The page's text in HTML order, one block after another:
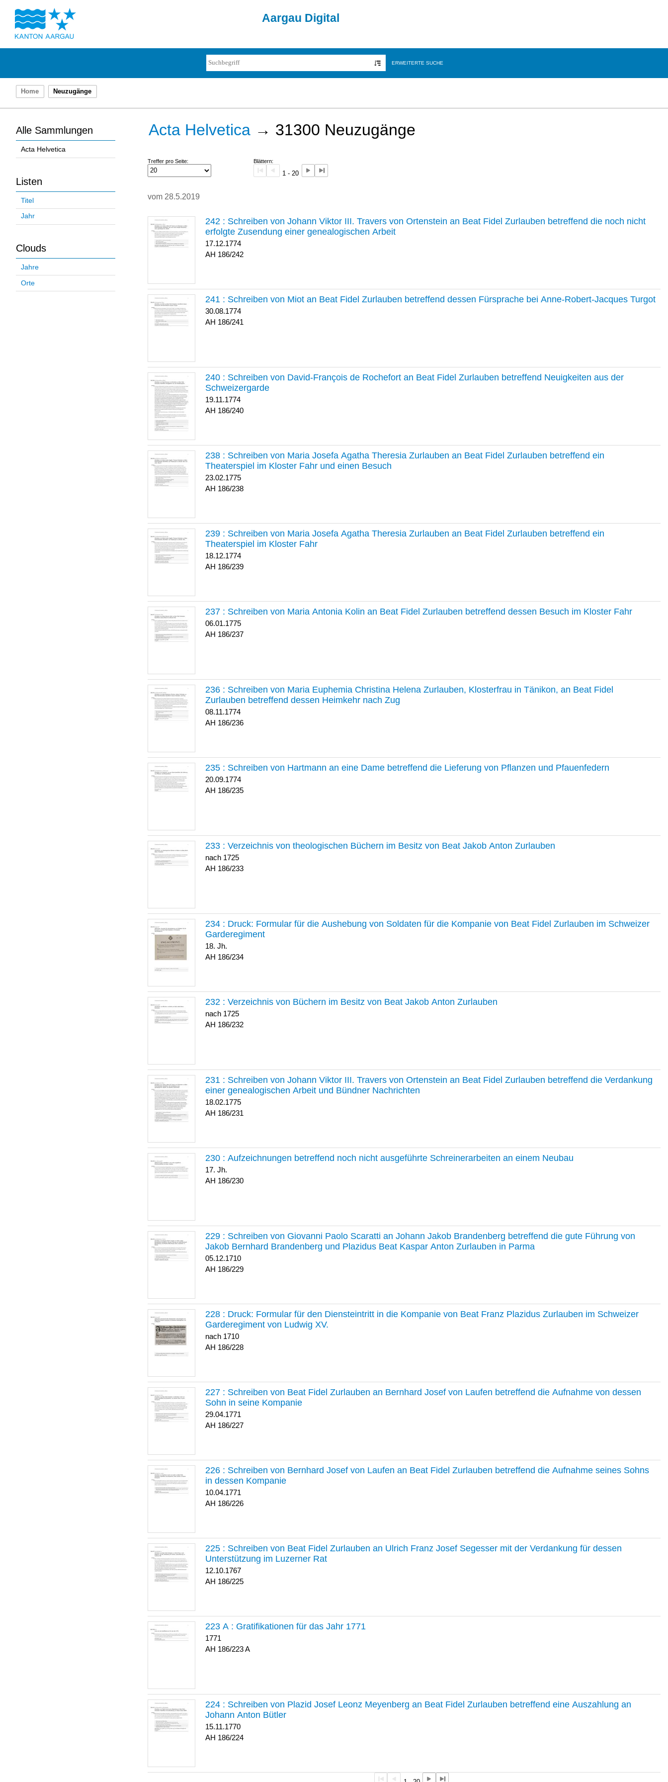
Aargau Digital
ERWEITERTE SUCHE
Home Neuzugänge
Alle Sammlungen
Acta Helvetica
Listen
Titel
Jahr
Clouds
Jahre
Orte
Acta Helvetica → 31300 Neuzugänge
Treffer pro Seite: Blättern:
1 - 20
vom 28.5.2019
242 : Schreiben von Johann Viktor III. Travers von Ortenstein an Beat Fidel Zurlauben betreffend die noch nicht
erfolgte Zusendung einer genealogischen Arbeit
17.12.1774
186/242
241 : Schreiben von Miot an Beat Fidel Zurlauben betreffend dessen Fürsprache bei Anne-Robert-Jacques Turgot
30.08.1774
186/241
240 : Schreiben von David-François de Rochefort an Beat Fidel Zurlauben betreffend Neuigkeiten aus der
Schweizergarde
19.11.1774
186/240
238 : Schreiben von Maria Josefa Agatha Theresia Zurlauben an Beat Fidel Zurlauben betreffend ein
Theaterspiel im Kloster Fahr und einen Besuch
23.02.1775
186/238
239 : Schreiben von Maria Josefa Agatha Theresia Zurlauben an Beat Fidel Zurlauben betreffend ein
Theaterspiel im Kloster Fahr
18.12.1774
186/239
237 : Schreiben von Maria Antonia Kolin an Beat Fidel Zurlauben betreffend dessen Besuch im Kloster Fahr
06.01.1775
186/237
236 : Schreiben von Maria Euphemia Christina Helena Zurlauben, Klosterfrau in Tänikon, an Beat Fidel
Zurlauben betreffend dessen Heimkehr nach Zug
08.11.1774
186/236
235 : Schreiben von Hartmann an eine Dame betreffend die Lieferung von Pflanzen und Pfauenfedern
20.09.1774
186/235
233 : Verzeichnis von theologischen Büchern im Besitz von Beat Jakob Anton Zurlauben
nach 1725
186/233
234 : Druck: Formular für die Aushebung von Soldaten für die Kompanie von Beat Fidel Zurlauben im Schweizer
Garderegiment
18. Jh.
186/234
232 : Verzeichnis von Büchern im Besitz von Beat Jakob Anton Zurlauben
nach 1725
186/232
231 : Schreiben von Johann Viktor III. Travers von Ortenstein an Beat Fidel Zurlauben betreffend die Verdankung
einer genealogischen Arbeit und Bündner Nachrichten
18.02.1775
186/231
230 : Aufzeichnungen betreffend noch nicht ausgeführte Schreinerarbeiten an einem Neubau
17. Jh.
186/230
229 : Schreiben von Giovanni Paolo Scaratti an Johann Jakob Brandenberg betreffend die gute Führung von
Jakob Bernhard Brandenberg und Plazidus Beat Kaspar Anton Zurlauben in Parma
05.12.1710
186/229
228 : Druck: Formular für den Diensteintritt in die Kompanie von Beat Franz Plazidus Zurlauben im Schweizer
Garderegiment von Ludwig XV.
nach 1710
186/228
227 : Schreiben von Beat Fidel Zurlauben an Bernhard Josef von Laufen betreffend die Aufnahme von dessen
Sohn in seine Kompanie
29.04.1771
186/227
226 : Schreiben von Bernhard Josef von Laufen an Beat Fidel Zurlauben betreffend die Aufnahme seines Sohns
in dessen Kompanie
10.04.1771
186/226
225 : Schreiben von Beat Fidel Zurlauben an Ulrich Franz Josef Segesser mit der Verdankung für dessen
Unterstützung im Luzerner Rat
12.10.1767
186/225
223 A : Gratifikationen für das Jahr 1771
1771
186/223 A
224 : Schreiben von Plazid Josef Leonz Meyenberg an Beat Fidel Zurlauben betreffend eine Auszahlung an
Johann Anton Bütler
15.11.1770
186/224